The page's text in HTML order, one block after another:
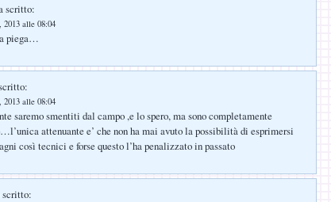
scritto:
2013 alle 08:04
piega…
2013 alle 08:04
saremo smentiti dal campo ,e lo spero, ma sono completamente
attenuante e’ che non ha mai avuto la possibilità di esprimersi
così tecnici e forse questo l’ha penalizzato in passato
scritto: